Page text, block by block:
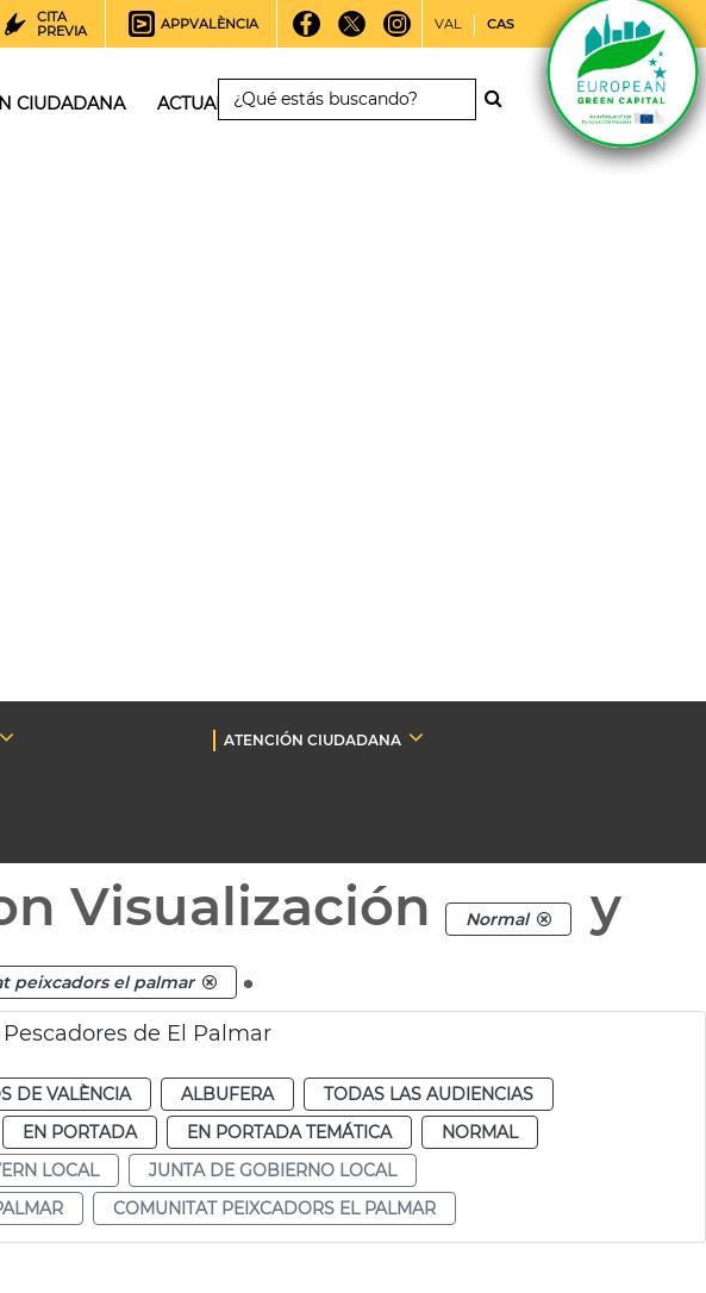
CITA
PREVIA
APPVALÈNCIA VAL CAS
CIUDADANA ACTUALIDAD
ATENCIÓN CIUDADANA
Visualización Normal
y
peixcadors el palmar .
de El Palmar
DE VALÈNCIA ALBUFERA
TODAS LAS AUDIENCIAS
EN PORTADA EN PORTADA TEMÁTICA
NORMAL
LOCAL
JUNTA DE GOBIERNO LOCAL
COMUNITAT PEIXCADORS EL PALMAR